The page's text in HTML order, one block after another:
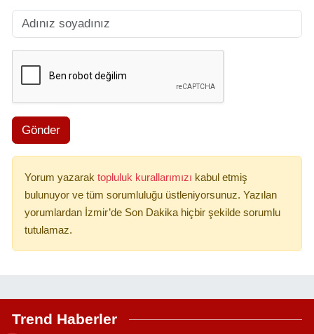
Gönder
Yorum yazarak topluluk kurallarımızı kabul etmiş
bulunuyor ve tüm sorumluluğu üstleniyorsunuz. Yazılan
yorumlardan İzmir’de Son Dakika hiçbir şekilde sorumlu
tutulamaz.
Trend Haberler